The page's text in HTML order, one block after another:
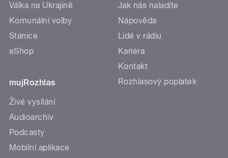
Válka na Ukrajině
Komunální volby
Stanice
eShop
mujRozhlas
Živé vysílání
Audioarchiv
Podcasty
Mobilní aplikace
Jak nás naladíte
Nápověda
Lidé v rádiu
Kariéra
Kontakt
Rozhlasový poplatek